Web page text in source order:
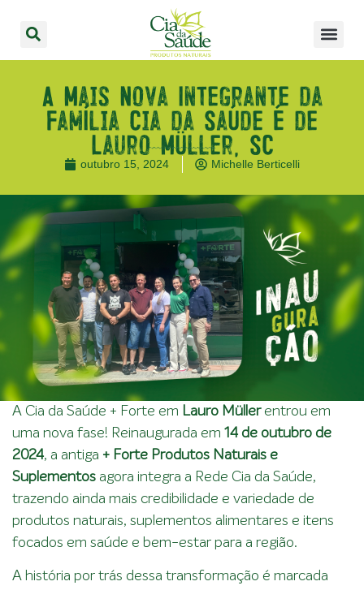
A Mais Nova Integrante da
Família Cia da Saúde é de
Lauro Müller, SC
outubro 15, 2024 Michelle Berticelli
A Cia da Saúde + Forte em Lauro Müllerentrou em
uma nova fase! Reinaugurada em 14 de outubro de
2024, a antiga + Forte Produtos Naturais e
Suplementos agora integra a Rede Cia da Saúde,
trazendo ainda mais credibilidade e variedade de
produtos naturais, suplementos alimentares e itens
focados em saúde e bem-estar para a região.
A história por trás dessa transformação é marcada